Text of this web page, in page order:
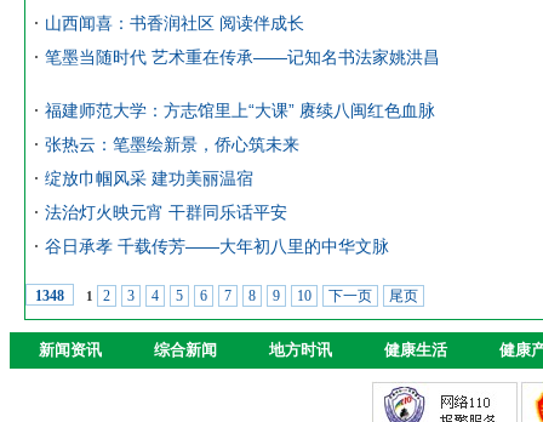
山西闻喜：书香润社区 阅读伴成长
笔墨当随时代 艺术重在传承——记知名书法家姚洪昌
福建师范大学：方志馆里上“大课” 赓续八闽红色血脉
张热云：笔墨绘新景，侨心筑未来
绽放巾帼风采 建功美丽温宿
法治灯火映元宵 干群同乐话平安
谷日承孝 千载传芳——大年初八里的中华文脉
1348 1 2 3 4 5 6 7 8 9 10 下一页 尾页
新闻资讯 综合新闻 地方时讯 健康生活 健康